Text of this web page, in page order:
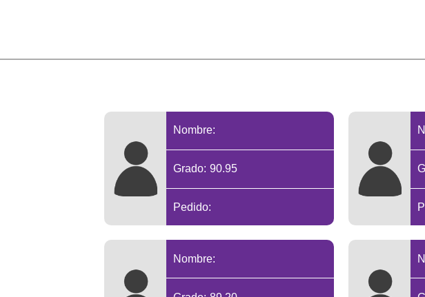
Nombre:
Grado: 90.95
Pedido:
Nombre: